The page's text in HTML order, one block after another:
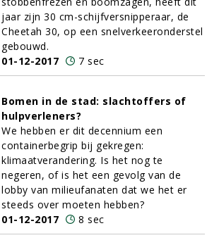
jaar zijn 30 cm-schijfversnipperaar, de
Cheetah 30, op een snelverkeeronderstel
gebouwd.
01-12-2017
7 sec
Bomen in de stad: slachtoffers of
hulpverleners?
We hebben er dit decennium een
containerbegrip bij gekregen:
klimaatverandering. Is het nog te
negeren, of is het een gevolg van de
lobby van milieufanaten dat we het er
steeds over moeten hebben?
01-12-2017
8 sec